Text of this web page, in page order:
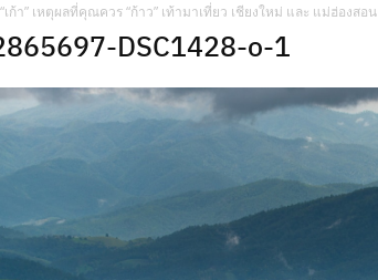
“เก้า” เหตุผลที่คุณควร “ก้าว” เท้ามาเที่ยว เชียงใหม่ และ แม่ฮ่องสอน
DSC1428-o-1